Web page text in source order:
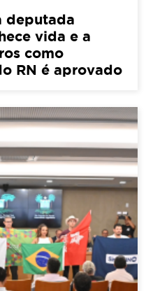
deputada
vida e a
como
RN é aprovado